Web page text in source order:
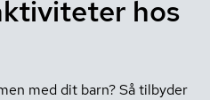
hos
med dit barn? Så tilbyder